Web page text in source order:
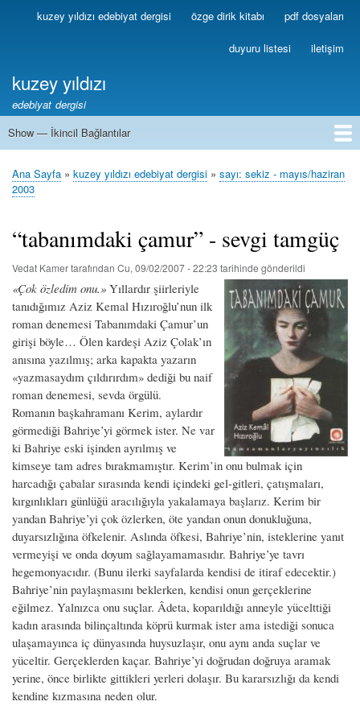
Ana
içeriğe
Birincilkuzey yıldızı edebiyat dergisi özge dirik kitabı pdf dosyaları
duyuru listesi iletişim
kuzey yıldızı
edebiyat dergisi
İkincil
Show — İkincil Bağlantılar
1
2
3
4
5
6
7
8
9
10
11
12
13
Sayfa
Ana Sayfa kuzey yıldızı edebiyat dergisi
sayı: sekiz - mayıs/haziran
2003
“tabanımdaki çamur” - sevgi tamgüç
Vedat Kamertarafından Cu, 09/02/2007 - 22:23 tarihinde gönderildi
«Çok özledim onu.» Yıllardır şiirleriyle
tanıdığımız Aziz Kemal Hızıroğlu’nun ilk
roman denemesi Tabanımdaki Çamur’un
girişi böyle… Ölen kardeşi Aziz Çolak’ın
anısına yazılmış; arka kapakta yazarın
«yazmasaydım çıldırırdım» dediği bu naif
roman denemesi, sevda örgülü.
Romanın başkahramanı Kerim, aylardır
görmediği Bahriye’yi görmek ister. Ne var
ki Bahriye eski işinden ayrılmış ve
kimseye tam adres bırakmamıştır. Kerim’in onu bulmak için
harcadığı çabalar sırasında kendi içindeki gel-gitleri, çatışmaları,
kırgınlıkları günlüğü aracılığıyla yakalamaya başlarız. Kerim bir
yandan Bahriye’yi çok özlerken, öte yandan onun donukluğuna,
duyarsızlığına öfkelenir. Aslında öfkesi, Bahriye’nin, isteklerine yanıt
vermeyişi ve onda doyum sağlayamamasıdır. Bahriye’ye tavrı
hegemonyacıdır. (Bunu ilerki sayfalarda kendisi de itiraf edecektir.)
Bahriye’nin paylaşmasını beklerken, kendisi onun gerçeklerine
eğilmez. Yalnızca onu suçlar. Âdeta, koparıldığı anneyle yücelttiği
kadın arasında bilinçaltında köprü kurmak ister ama istediği sonuca
ulaşamayınca iç dünyasında huysuzlaşır, onu aynı anda suçlar ve
yüceltir. Gerçeklerden kaçar. Bahriye’yi doğrudan doğruya aramak
yerine, önce birlikte gittikleri yerleri dolaşır. Bu kararsızlığı da kendi
kendine kızmasına neden olur.